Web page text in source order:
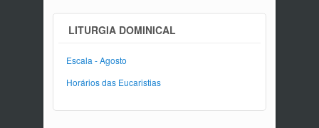
LITURGIA DOMINICAL
Escala - Agosto
Horários das Eucaristias